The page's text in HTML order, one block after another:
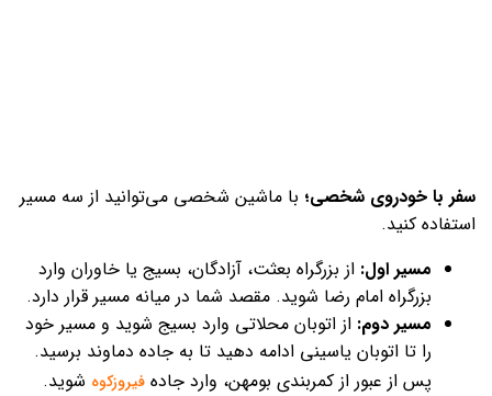
سفر با خودروی شخصی؛ با ماشین شخصی می‌توانید از سه مسیر
استفاده کنید.
مسیر اول: از بزرگراه‌ بعثت، آزادگان، بسیج یا خاوران وارد
بزرگراه امام رضا شوید. مقصد شما در میانه مسیر قرار دارد.
مسیر دوم: از اتوبان محلاتی وارد بسیج شوید و مسیر خود
را تا اتوبان یاسینی ادامه دهید تا به جاده دماوند برسید.
پس از عبور از کمربندی بومهن، وارد جاده فیروزکوه شوید.